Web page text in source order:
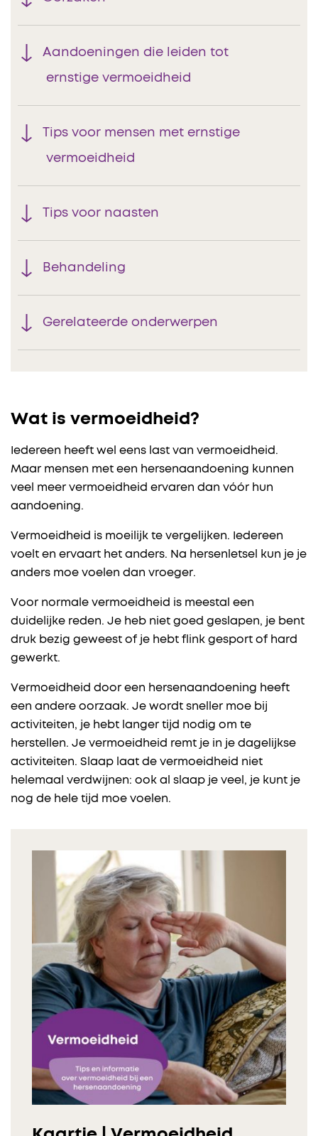
Aandoeningen die leiden tot
ernstige vermoeidheid
Tips voor mensen met ernstige
vermoeidheid
Tips voor naasten
Behandeling
Gerelateerde onderwerpen
Wat is vermoeidheid?
Iedereen heeft wel eens last van vermoeidheid.
Maar mensen met een hersenaandoening kunnen
veel meer vermoeidheid ervaren dan vóór hun
aandoening.
Vermoeidheid is moeilijk te vergelijken. Iedereen
voelt en ervaart het anders. Na hersenletsel kun je je
anders moe voelen dan vroeger.
Voor normale vermoeidheid is meestal een
duidelijke reden. Je heb niet goed geslapen, je bent
druk bezig geweest of je hebt flink gesport of hard
gewerkt.
Vermoeidheid door een hersenaandoening heeft
een andere oorzaak. Je wordt sneller moe bij
activiteiten, je hebt langer tijd nodig om te
herstellen. Je vermoeidheid remt je in je dagelijkse
activiteiten. Slaap laat de vermoeidheid niet
helemaal verdwijnen: ook al slaap je veel, je kunt je
nog de hele tijd moe voelen.